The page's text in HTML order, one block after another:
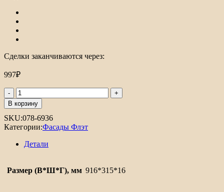
Сделки заканчиваются через:
997₽
Количество
товара
ФФ
Флэт
90.30
В корзину
SKU:078-6936
Категории:Фасады Флэт
Детали
Размер (В*Ш*Г), мм 916*315*16